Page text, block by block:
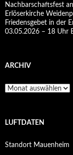
Nachbarschaftsfest
Erlöserkirche
Friedensgebet in der
03.05.2026 – 18 Uhr
ARCHIV
Archiv
LUFTDATEN
Standort Mauenheim